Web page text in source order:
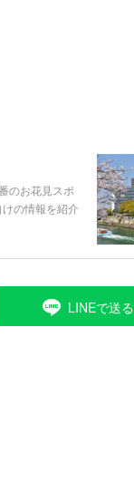
のお花見スポ
の情報を紹介
LINEで送る